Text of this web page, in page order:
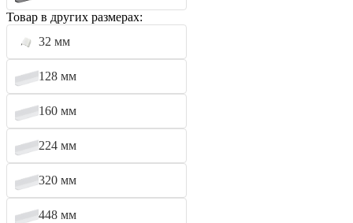
Товар в других размерах:
32 мм
128 мм
160 мм
224 мм
320 мм
448 мм